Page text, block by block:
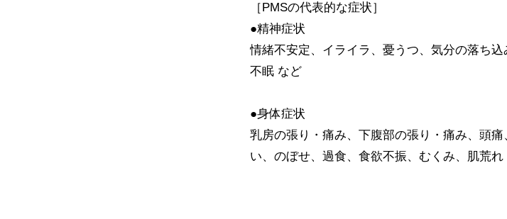
［PMSの代表的な症状］
●精神症状
情緒不安定、イライラ、憂うつ、気分の落ち込
不眠 など
●身体症状
乳房の張り・痛み、下腹部の張り・痛み、頭
い、のぼせ、過食、食欲不振、むくみ、肌荒れ